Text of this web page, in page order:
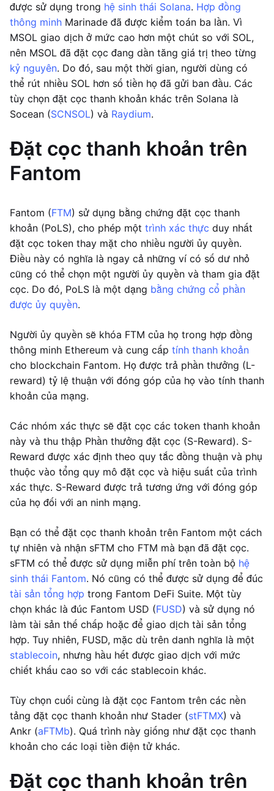
được sử dụng trong hệ sinh thái Solana. Hợp đồng
thông minh Marinade đã được kiểm toán ba lần. Vì
MSOL giao dịch ở mức cao hơn một chút so với SOL,
nên MSOL đã đặt cọc đang dần tăng giá trị theo từng
kỷ nguyên. Do đó, sau một thời gian, người dùng có
thể rút nhiều SOL hơn số tiền họ đã gửi ban đầu. Các
tùy chọn đặt cọc thanh khoản khác trên Solana là
Socean (SCNSOL) và Raydium.
Đặt cọc thanh khoản trên
Fantom
Fantom (FTM) sử dụng bằng chứng đặt cọc thanh
khoản (PoLS), cho phép một trình xác thực duy nhất
đặt cọc token thay mặt cho nhiều người ủy quyền.
Điều này có nghĩa là ngay cả những ví có số dư nhỏ
cũng có thể chọn một người ủy quyền và tham gia đặt
cọc. Do đó, PoLS là một dạng bằng chứng cổ phần
được ủy quyền.
Người ủy quyền sẽ khóa FTM của họ trong hợp đồng
thông minh Ethereum và cung cấp tính thanh khoản
cho blockchain Fantom. Họ được trả phần thưởng (L-
reward) tỷ lệ thuận với đóng góp của họ vào tính thanh
khoản của mạng.
Các nhóm xác thực sẽ đặt cọc các token thanh khoản
này và thu thập Phần thưởng đặt cọc (S-Reward). S-
Reward được xác định theo quy tắc đồng thuận và phụ
thuộc vào tổng quy mô đặt cọc và hiệu suất của trình
xác thực. S-Reward được trả tương ứng với đóng góp
của họ đối với an ninh mạng.
Bạn có thể đặt cọc thanh khoản trên Fantom một cách
tự nhiên và nhận sFTM cho FTM mà bạn đã đặt cọc.
sFTM có thể được sử dụng miễn phí trên toàn bộ hệ
sinh thái Fantom. Nó cũng có thể được sử dụng để đúc
tài sản tổng hợp trong Fantom DeFi Suite. Một tùy
chọn khác là đúc Fantom USD (FUSD) và sử dụng nó
làm tài sản thế chấp hoặc để giao dịch tài sản tổng
hợp. Tuy nhiên, FUSD, mặc dù trên danh nghĩa là một
stablecoin, nhưng hầu hết được giao dịch với mức
chiết khấu cao so với các stablecoin khác.
Tùy chọn cuối cùng là đặt cọc Fantom trên các nền
tảng đặt cọc thanh khoản như Stader (stFTMX) và
Ankr (aFTMb). Quá trình này giống như đặt cọc thanh
khoản cho các loại tiền điện tử khác.
Đặt cọc thanh khoản trên